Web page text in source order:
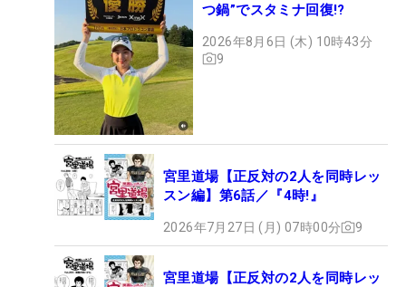
つ鍋”でスタミナ回復!?
2026年8月6日 (木) 10時43分
9
宮里道場【正反対の2人を同時レッ
スン編】第6話／『4時!』
2026年7月27日 (月) 07時00分 9
宮里道場【正反対の2人を同時レッ